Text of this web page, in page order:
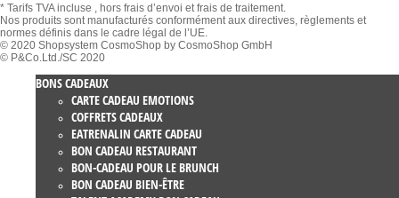
* Tarifs TVA incluse , hors frais d’envoi et frais de traitement.
Nos produits sont manufacturés conformément aux directives, règlements et
normes définis dans le cadre légal de l’UE.
© 2020 Shopsystem CosmoShop by CosmoShop GmbH
© P&Co.Ltd./SC 2020
BONS CADEAUX
CARTE CADEAU EMOTIONS
COFFRETS CADEAUX
EATRENALIN CARTE CADEAU
BON CADEAU RESTAURANT
BON-CADEAU POUR LE BRUNCH
BON CADEAU BIEN-ÊTRE